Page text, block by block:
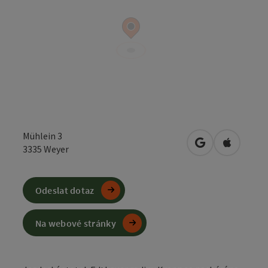
Mühlein 3
3335 Weyer Otevřít vOtevřít v
Odeslat dotaz
Na webové stránky